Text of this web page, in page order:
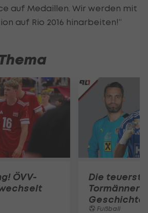
auf Medaillen. Wir werden mit
auf Rio 2016 hinarbeiten!“
ÖVV-
Die
Tormänner
Geschichte
Fußball